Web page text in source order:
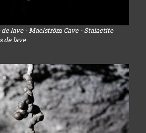
lave - Maelström Cave - Stalactite
de lave